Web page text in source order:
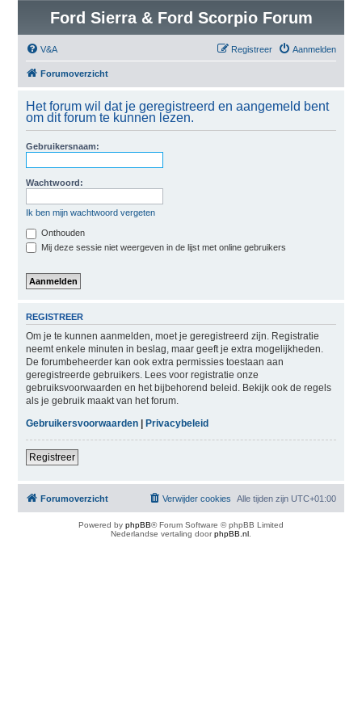
Ford Sierra & Ford Scorpio Forum
V&A Aanmelden
Registreer
Forumoverzicht
Het forum wil dat je geregistreerd en aangemeld bent
om dit forum te kunnen lezen.
Gebruikersnaam:
Wachtwoord:
Ik ben mijn wachtwoord vergeten
Onthouden
Mij deze sessie niet weergeven in de lijst met online gebruikers
REGISTREER
Om je te kunnen aanmelden, moet je geregistreerd zijn. Registratie
neemt enkele minuten in beslag, maar geeft je extra mogelijkheden.
De forumbeheerder kan ook extra permissies toestaan aan
geregistreerde gebruikers. Lees voor registratie onze
gebruiksvoorwaarden en het bijbehorend beleid. Bekijk ook de regels
als je gebruik maakt van het forum.
Gebruikersvoorwaarden| Privacybeleid
Registreer
Forumoverzicht Alle tijden zijn UTC+01:00
Verwijder cookies
Powered by phpBB® Forum Software © phpBB Limited
Nederlandse vertaling doorphpBB.nl